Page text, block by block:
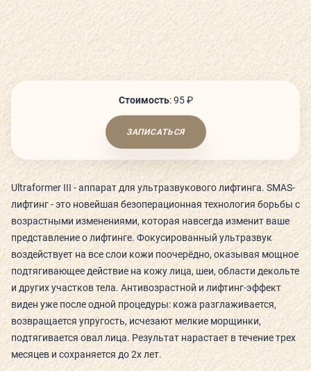
СЬЮТЫ И ПАРЕНИЯ
ТЕХНОЛОГИИ И ОБОРУДОВАНИЕ
ДЕТСКИЙ КЛУБ
О КЛУБЕ
КЛУБНЫЕ КАРТЫ
ГОСТЕВОЙ ВИЗИТ
РАСПИСАНИЕ
КОНТАКТЫ
Стоимость:95 ₽
ЗАПИСАТЬСЯ
Ultraformer III - аппарат для ультразвукового лифтинга. SMAS-
лифтинг - это новейшая безоперационная технология борьбы с
возрастными изменениями, которая навсегда изменит ваше
представление о лифтинге. Фокусированный ультразвук
воздействует на все слои кожи поочерёдно, оказывая мощное
подтягивающее действие на кожу лица, шеи, области декольте
и других участков тела. Антивозрастной и лифтинг-эффект
виден уже после одной процедуры: кожа разглаживается,
возвращается упругость, исчезают мелкие морщинки,
подтягивается овал лица. Результат нарастает в течение трех
месяцев и сохраняется до 2х лет.